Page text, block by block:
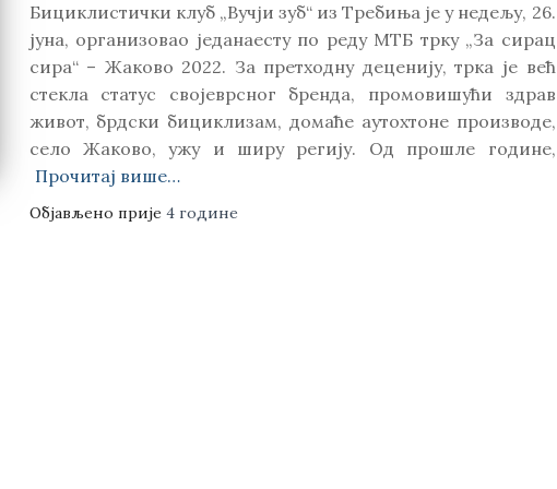
Бициклистички клуб „Вучји зуб“ из Требиња је у недељу, 26.
јуна, организовао једанаесту по реду МТБ трку „За сирац
сира“ – Жаково 2022. За претходну деценију, трка је већ
стекла статус својеврсног бренда, промовишући здрав
живот, брдски бициклизам, домаће аутохтоне производе,
село Жаково, ужу и ширу регију. Од прошле године,
Прочитај више…
Објављено прије 4 године